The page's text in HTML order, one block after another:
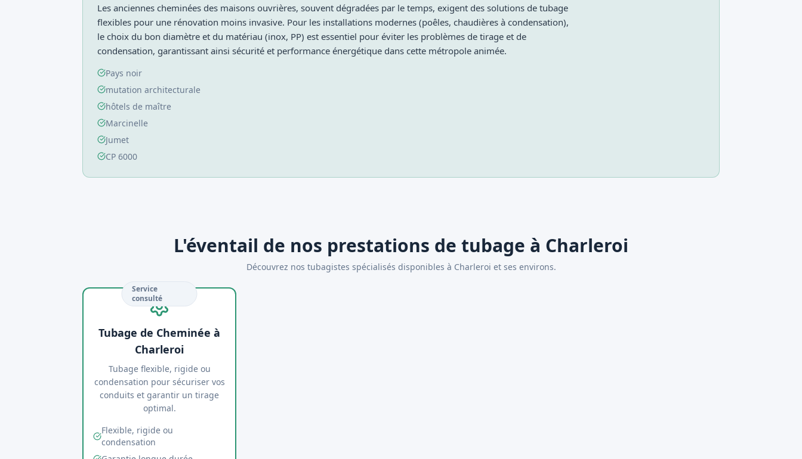
Les anciennes cheminées des maisons ouvrières, souvent dégradées par le temps, exigent des solutions de tubage
flexibles pour une rénovation moins invasive. Pour les installations modernes (poêles, chaudières à condensation),
le choix du bon diamètre et du matériau (inox, PP) est essentiel pour éviter les problèmes de tirage et de
condensation, garantissant ainsi sécurité et performance énergétique dans cette métropole animée.
Pays noir
mutation architecturale
hôtels de maître
Marcinelle
Jumet
CP 6000
L'éventail de nos prestations de tubage à Charleroi
Découvrez nos tubagistes spécialisés disponibles à Charleroi et ses environs.
Service
consulté
Tubage de Cheminée à
Charleroi
Tubage flexible, rigide ou
condensation pour sécuriser vos
conduits et garantir un tirage
optimal.
Flexible, rigide ou
condensation